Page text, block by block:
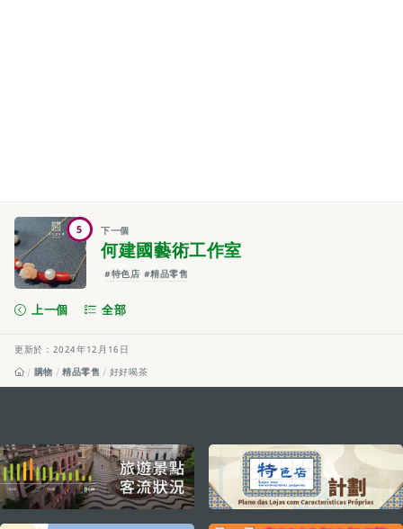
5 下一個
何建國藝術工作室
#特色店 #精品零售
上一個 全部
更新於：2024年12月16日
購物
精品零售 好好喝茶
external links